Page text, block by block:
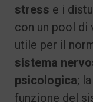
stress e i
con un pool di
utile per il
sistema
psicologica; la
funzione del